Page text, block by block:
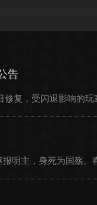
告
修复，受闪退影响的
明主，身死为国殇